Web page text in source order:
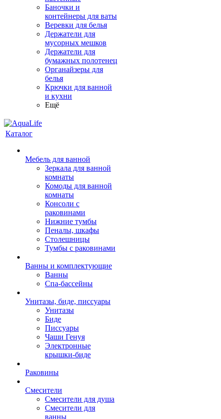
Баночки и
контейнеры для ваты
Веревки для белья
Держатели для
мусорных мешков
Держатели для
бумажных полотенец
Органайзеры для
белья
Крючки для ванной
и кухни
Ещё
Каталог
Мебель для ванной
Зеркала для ванной
комнаты
Комоды для ванной
комнаты
Консоли с
раковинами
Нижние тумбы
Пеналы, шкафы
Столешницы
Тумбы с раковинами
Ванны и комплектующие
Ванны
Спа-бассейны
Унитазы, биде, писсуары
Унитазы
Биде
Писсуары
Чаши Генуя
Электронные
крышки-биде
Раковины
Смесители
Смесители для душа
Смесители для
ванны